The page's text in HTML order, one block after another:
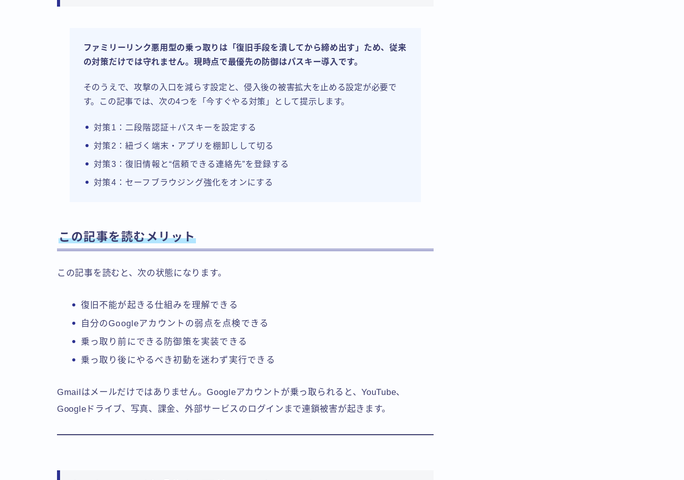
ファミリーリンク悪用型の乗っ取りは「復旧手段を潰してから締め出す」ため、従来
の対策だけでは守れません。現時点で最優先の防御はパスキー導入です。
そのうえで、攻撃の入口を減らす設定と、侵入後の被害拡大を止める設定が必要で
す。この記事では、次の4つを「今すぐやる対策」として提示します。
対策1：二段階認証＋パスキーを設定する
対策2：紐づく端末・アプリを棚卸しして切る
対策3：復旧情報と“信頼できる連絡先”を登録する
対策4：セーフブラウジング強化をオンにする
この記事を読むメリット
この記事を読むと、次の状態になります。
復旧不能が起きる仕組みを理解できる
自分のGoogleアカウントの弱点を点検できる
乗っ取り前にできる防御策を実装できる
乗っ取り後にやるべき初動を迷わず実行できる
Gmailはメールだけではありません。Googleアカウントが乗っ取られると、YouTube、
Googleドライブ、写真、課金、外部サービスのログインまで連鎖被害が起きます。